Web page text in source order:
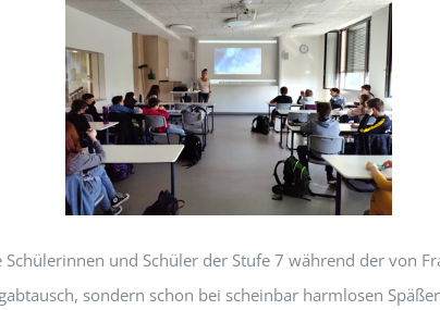
und Schüler der Stufe 7 während der von
sondern schon bei scheinbar harmlosen